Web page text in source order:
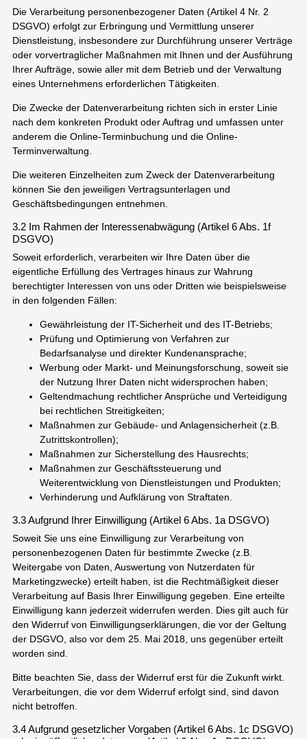
Die Verarbeitung personenbezogener Daten (Artikel 4 Nr. 2
DSGVO) erfolgt zur Erbringung und Vermittlung unserer
Dienstleistung, insbesondere zur Durchführung unserer Verträge
oder vorvertraglicher Maßnahmen mit Ihnen und der Ausführung
Ihrer Aufträge, sowie aller mit dem Betrieb und der Verwaltung
eines Unternehmens erforderlichen Tätigkeiten.
Die Zwecke der Datenverarbeitung richten sich in erster Linie
nach dem konkreten Produkt oder Auftrag und umfassen unter
anderem die Online-Terminbuchung und die Online-
Terminverwaltung.
Die weiteren Einzelheiten zum Zweck der Datenverarbeitung
können Sie den jeweiligen Vertragsunterlagen und
Geschäftsbedingungen entnehmen.
3.2 Im Rahmen der Interessenabwägung (Artikel 6 Abs. 1f
DSGVO)
Soweit erforderlich, verarbeiten wir Ihre Daten über die
eigentliche Erfüllung des Vertrages hinaus zur Wahrung
berechtigter Interessen von uns oder Dritten wie beispielsweise
in den folgenden Fällen:
Gewährleistung der IT-Sicherheit und des IT-Betriebs;
Prüfung und Optimierung von Verfahren zur
Bedarfsanalyse und direkter Kundenansprache;
Werbung oder Markt- und Meinungsforschung, soweit sie
der Nutzung Ihrer Daten nicht widersprochen haben;
Geltendmachung rechtlicher Ansprüche und Verteidigung
bei rechtlichen Streitigkeiten;
Maßnahmen zur Gebäude- und Anlagensicherheit (z.B.
Zutrittskontrollen);
Maßnahmen zur Sicherstellung des Hausrechts;
Maßnahmen zur Geschäftssteuerung und
Weiterentwicklung von Dienstleistungen und Produkten;
Verhinderung und Aufklärung von Straftaten.
3.3 Aufgrund Ihrer Einwilligung (Artikel 6 Abs. 1a DSGVO)
Soweit Sie uns eine Einwilligung zur Verarbeitung von
personenbezogenen Daten für bestimmte Zwecke (z.B.
Weitergabe von Daten, Auswertung von Nutzerdaten für
Marketingzwecke) erteilt haben, ist die Rechtmäßigkeit dieser
Verarbeitung auf Basis Ihrer Einwilligung gegeben. Eine erteilte
Einwilligung kann jederzeit widerrufen werden. Dies gilt auch für
den Widerruf von Einwilligungserklärungen, die vor der Geltung
der DSGVO, also vor dem 25. Mai 2018, uns gegenüber erteilt
worden sind.
Bitte beachten Sie, dass der Widerruf erst für die Zukunft wirkt.
Verarbeitungen, die vor dem Widerruf erfolgt sind, sind davon
nicht betroffen.
3.4 Aufgrund gesetzlicher Vorgaben (Artikel 6 Abs. 1c DSGVO)